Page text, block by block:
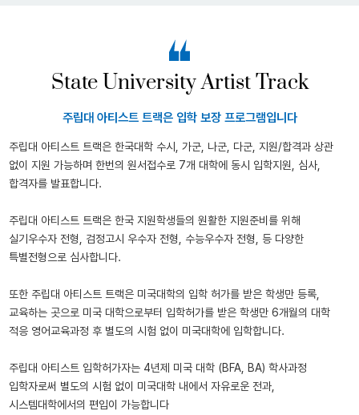
State University Artist Track
주립대 아티스트 트랙은 입학 보장 프로그램입니다
주립대 아티스트 트랙은 한국대학 수시, 가군, 나군, 다군, 지원/합격과 상관
없이 지원 가능하며 한번의 원서접수로 7개 대학에 동시 입학지원, 심사,
합격자를 발표합니다.
주립대 아티스트 트랙은 한국 지원학생들의 원활한 지원준비를 위해
실기우수자 전형, 검정고시 우수자 전형, 수능우수자 전형, 등 다양한
특별전형으로 심사합니다.
또한 주립대 아티스트 트랙은 미국대학의 입학 허가를 받은 학생만 등록,
교육하는 곳으로 미국 대학으로부터 입학허가를 받은 학생만 6개월의 대학
적응 영어교육과정 후 별도의 시험 없이 미국대학에 입학합니다.
주립대 아티스트 입학허가자는 4년제 미국 대학 (BFA, BA) 학사과정
입학자로써 별도의 시험 없이 미국대학 내에서 자유로운 전과,
시스템대학에서의 편입이 가능합니다